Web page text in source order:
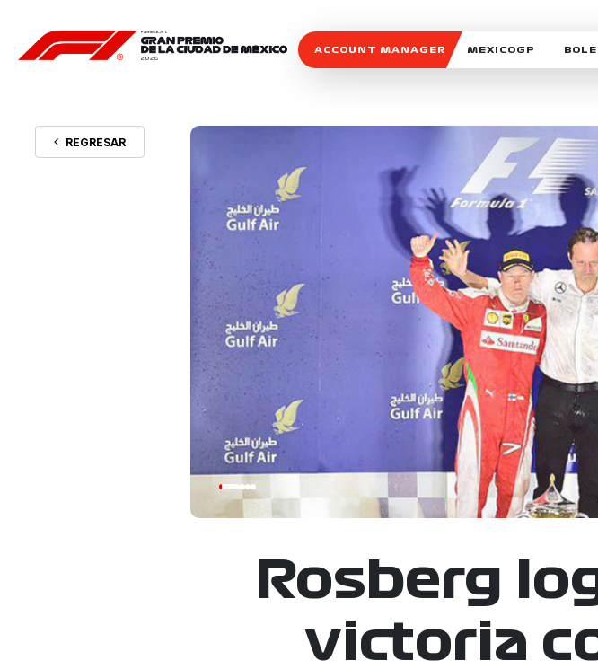
ACCOUNT MANAGER MEXICOGP
SOSTENIBILIDAD
CELEBRA CON
REGRESAR
Rosberg
victoria